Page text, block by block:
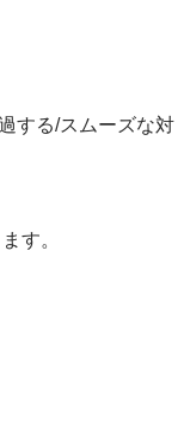
する/スムーズな対
す。